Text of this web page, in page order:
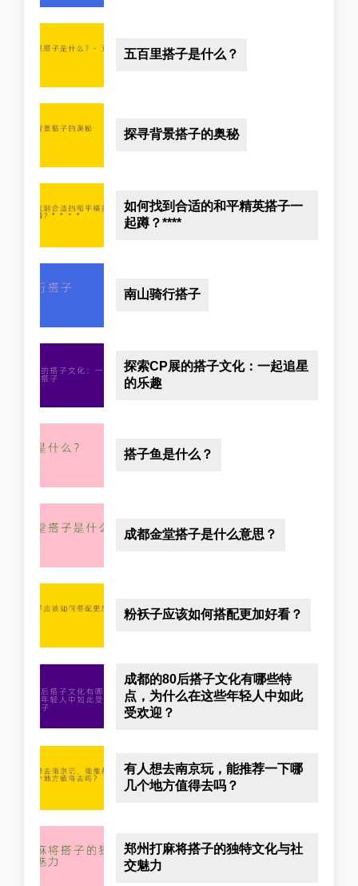
五百里搭子是什么？
探寻背景搭子的奥秘
如何找到合适的和平精英搭子一
起蹲？****
南山骑行搭子
探索CP展的搭子文化：一起追星
的乐趣
搭子鱼是什么？
成都金堂搭子是什么意思？
粉袄子应该如何搭配更加好看？
成都的80后搭子文化有哪些特
点，为什么在这些年轻人中如此
受欢迎？
有人想去南京玩，能推荐一下哪
几个地方值得去吗？
郑州打麻将搭子的独特文化与社
交魅力